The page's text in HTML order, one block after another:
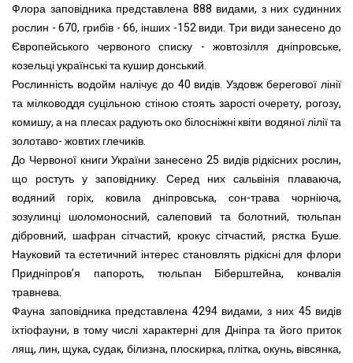
Флора заповідника представлена 888 видами, з них судинних
рослин - 670, грибів - 66, інших -152 види. Три види занесено до
Європейського червоного списку - жовтозілля дніпровське,
козельці українські та кушир донський.
Рослинність водойм налічує до 40 видів. Уздовж берегової лінії
та мілководдя суцільною стіною стоять зарості очерету, рогозу,
комишу, а на плесах радують око білосніжні квіти водяної лілії та
золотаво- жовтих глечиків.
До Червоної книги України занесено 25 видів рідкісних рослин,
що ростуть у заповіднику. Серед них сальвінія плаваюча,
водяний горіх, ковила дніпровська, сон-трава чорніюча,
зозулинці шоломоносний, салеповий та болотний, тюльпан
дібровний, шафран сітчастий, крокус сітчастий, рястка Буше.
Науковий та естетичний інтерес становлять рідкісні для флори
Придніпров’я папороть, тюльпан Біберштейна, конвалія
травнева.
Фауна заповідника представлена 4294 видами, з них 45 видів
іхтіофауни, в тому числі характерні для Дніпра та його приток
лящ, лин, щука, судак, білизна, плоскирка, плітка, окунь, вівсянка,